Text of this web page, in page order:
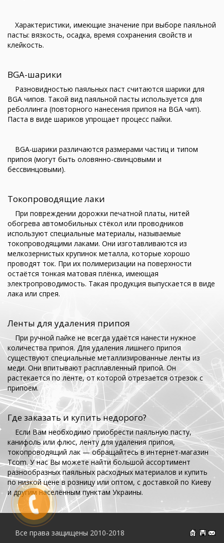
Характеристики, имеющие значение при выборе паяльной
пасты: вязкость, осадка, время сохранения свойств и
клейкость.
BGA-шарики
Разновидностью паяльных паст считаются шарики для
BGA чипов. Такой вид паяльной пасты используется для
реболлинга (повторного нанесения припоя на BGA чип).
Паста в виде шариков упрощает процесс пайки.
BGA-шарики различаются размерами частиц и типом
припоя (могут быть оловянно-свинцовыми и
бессвинцовыми).
Токопроводящие лаки
При повреждении дорожки печатной платы, нитей
обогрева автомобильных стёкол или проводников
используют специальные материалы, называемые
токопроводящими лаками. Они изготавливаются из
мелкозернистых крупинок металла, которые хорошо
проводят ток. При их полимеризации на поверхности
остаётся тонкая матовая плёнка, имеющая
электропроводимость. Такая продукция выпускается в виде
лака или спрея.
Ленты для удаления припоя
При ручной пайке не всегда удаётся нанести нужное
количества припоя. Для удаления лишнего припоя
существуют специальные металлизированные ленты из
меди. Они впитывают расплавленный припой. Он
растекается по ленте, от которой отрезается отрезок с
припоем.
Где заказать и купить недорого?
Если Вам необходимо приобрести паяльную пасту,
канифоль или флюс, ленту для удаления припоя,
токопроводящий лак — обращайтесь в интернет-магазин
Tcom. У нас Вы можете найти большой ассортимент
разнообразных паяльных расходных материалов и купить
по низкой цене в розницу или оптом, с доставкой по Киеву
и другим населённым пунктам Украины.
На
Все права защищены 2010-2018